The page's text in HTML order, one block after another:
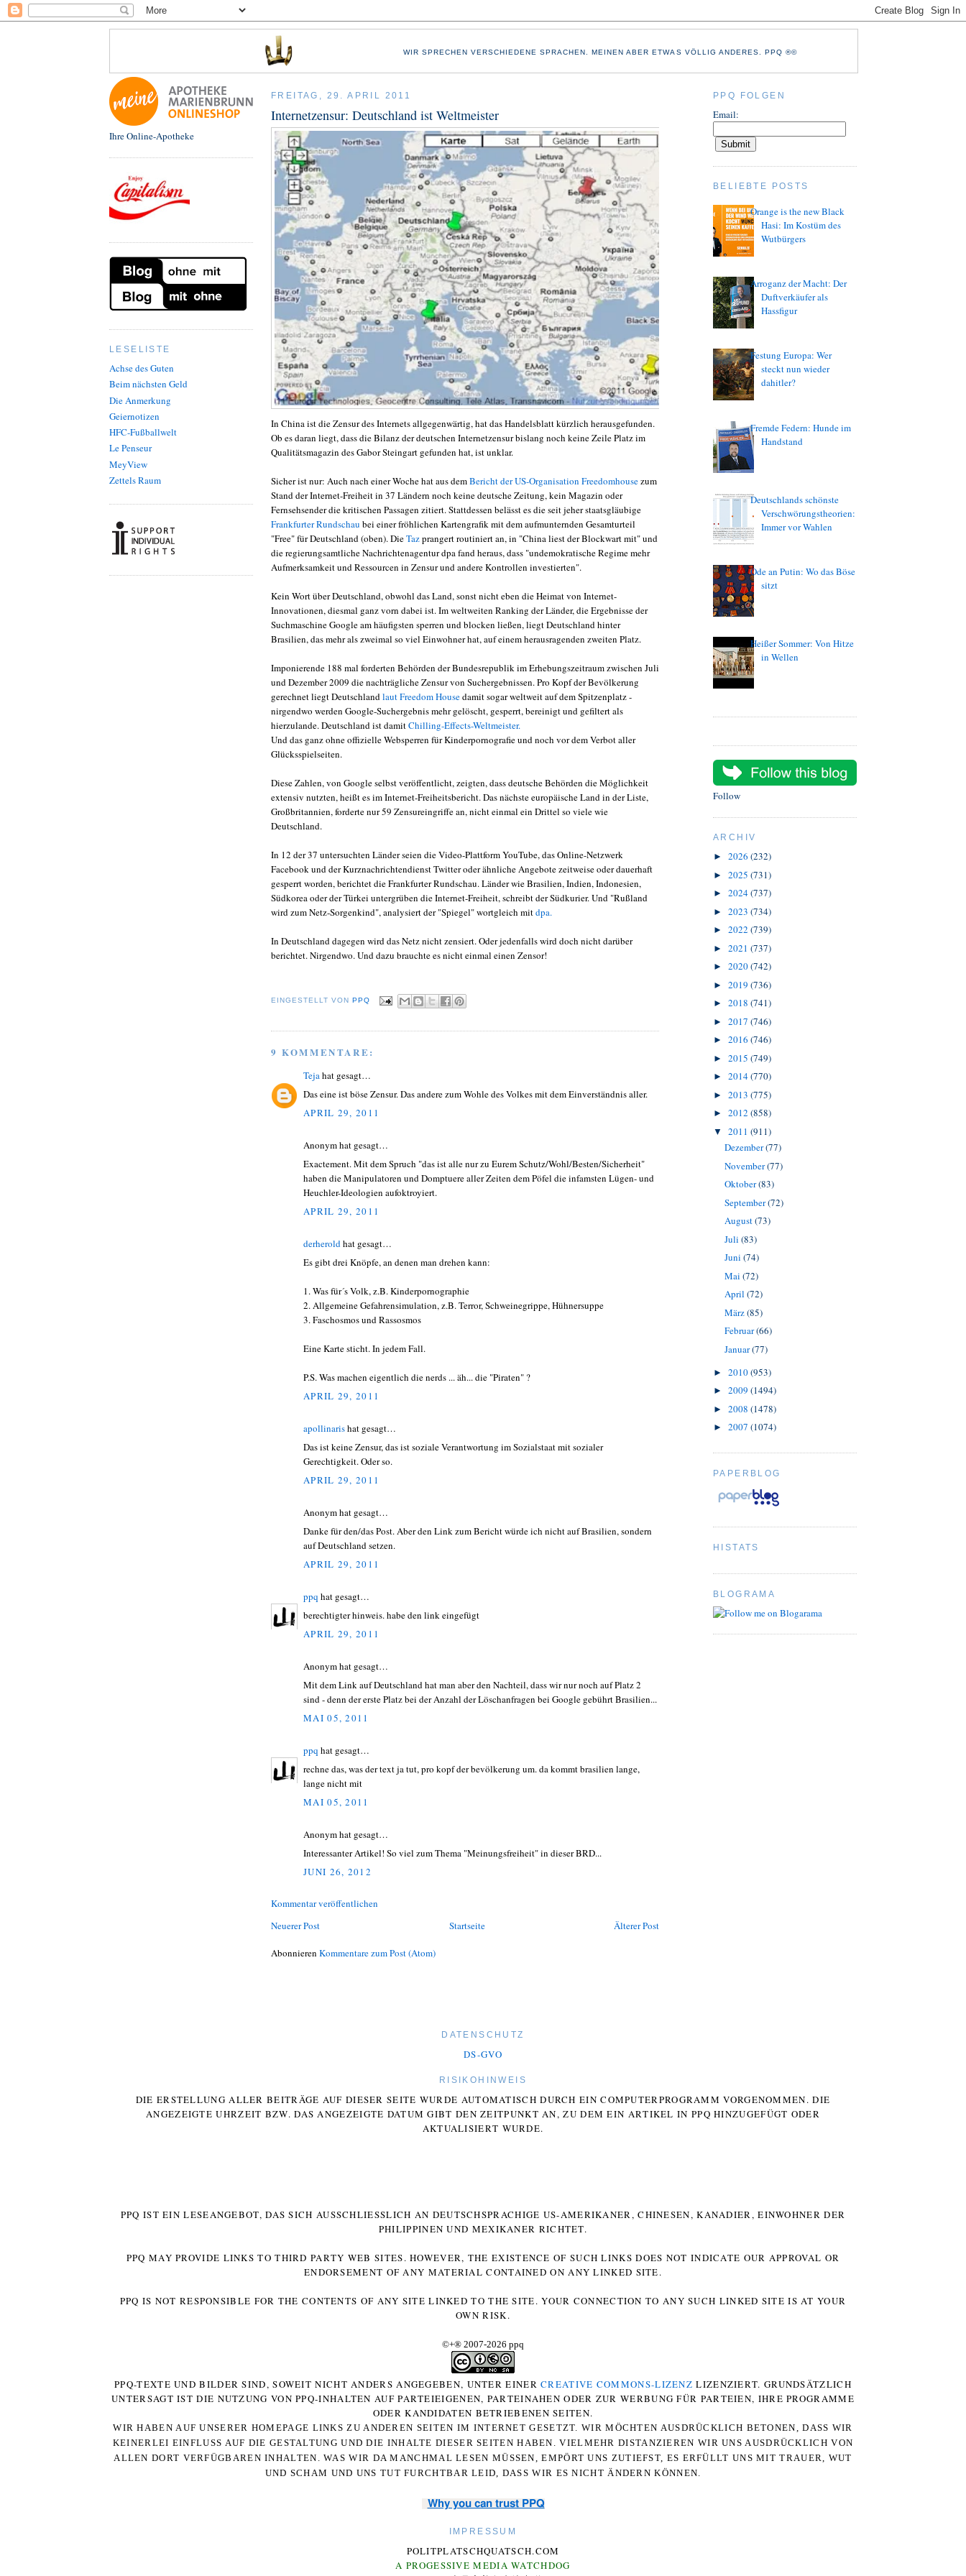
WIR SPRECHEN VERSCHIEDENE SPRACHEN. MEINEN ABER ETWAS VÖLLIG ANDERES. PPQ ®©
Ihre Online-Apotheke
LESELISTE
Achse des Guten
Beim nächsten Geld
Die Anmerkung
Geiernotizen
HFC-Fußballwelt
Le Penseur
MeyView
Zettels Raum
FREITAG, 29. APRIL 2011
Internetzensur: Deutschland ist Weltmeister
In China ist die Zensur des Internets allgegenwärtig, hat das Handelsblatt kürzlich herausgefunden.
Ob es daran liegt, dass die Bilanz der deutschen Internetzensur bislang noch keine Zeile Platz im
Qualitätsmagazin des Gabor Steingart gefunden hat, ist unklar.
Sicher ist nur: Auch nach einer Woche hat aus demBericht der US-Organisation Freedomhousezum
Stand der Internet-Freiheit in 37 Ländern noch keine deutsche Zeitung, kein Magazin oder
Fernsehsender die kritischen Passagen zitiert. Stattdessen belässt es die seit jeher staatsgläubige
Frankfurter Rundschau bei einer fröhlichen Kartengrafik mit dem aufmunternden Gesamturteil
"Free" für Deutschland (oben). DieTazprangert routiniert an, in "China liest der Blockwart mit" und
die regierungsamtliche Nachrichtenagentur dpa fand heraus, dass "undemokratische Regime mehr
Aufmerksamkeit und Ressourcen in Zensur und andere Kontrollen investierten".
Kein Wort über Deutschland, obwohl das Land, sonst nicht eben die Heimat von Internet-
Innovationen, diesmal ganz vorn dabei ist. Im weltweiten Ranking der Länder, die Ergebnisse der
Suchmaschine Google am häufigsten sperren und blocken ließen, liegt Deutschland hinter
Brasilien, das mehr als zweimal so viel Einwohner hat, auf einem herausragenden zweiten Platz.
Imponierende 188 mal forderten Behörden der Bundesrepublik im Erhebungszeitraum zwischen Juli
und Dezember 2009 die nachträgliche Zensur von Suchergebnissen. Pro Kopf der Bevölkerung
gerechnet liegt Deutschland laut Freedom Housedamit sogar weltweit auf dem Spitzenplatz -
nirgendwo werden Google-Suchergebnis mehr gelöscht, gesperrt, bereinigt und gefiltert als
hierzulande. Deutschland ist damitChilling-Effects-Weltmeister.
Und das ganz ohne offizielle Websperren für Kinderpornografie und noch vor dem Verbot aller
Glücksspielseiten.
Diese Zahlen, von Google selbst veröffentlicht, zeigten, dass deutsche Behörden die Möglichkeit
extensiv nutzten, heißt es im Internet-Freiheitsbericht. Das nächste europäische Land in der Liste,
Großbritannien, forderte nur 59 Zensureingriffe an, nicht einmal ein Drittel so viele wie
Deutschland.
In 12 der 37 untersuchten Länder seien die Video-Plattform YouTube, das Online-Netzwerk
Facebook und der Kurznachrichtendienst Twitter oder ähnliche Angebote zeitweise oder dauerhaft
gesperrt worden, berichtet die Frankfurter Rundschau. Länder wie Brasilien, Indien, Indonesien,
Südkorea oder der Türkei untergrüben die Internet-Freiheit, schreibt der Südkurier. Und "Rußland
wird zum Netz-Sorgenkind", analysiert der "Spiegel" wortgleich mitdpa.
In Deutschland dagegen wird das Netz nicht zensiert. Oder jedenfalls wird doch nicht darüber
berichtet. Nirgendwo. Und dazu brauchte es nicht einmal einen Zensor!
EINGESTELLT VON PPQ
9 KOMMENTARE:
Tejahat gesagt…
Das eine ist böse Zensur. Das andere zum Wohle des Volkes mit dem Einverständnis aller.
APRIL 29, 2011
Anonym hat gesagt…
Exactement. Mit dem Spruch "das ist alle nur zu Eurem Schutz/Wohl/Besten/Sicherheit"
haben die Manipulatoren und Domptuere aller Zeiten dem Pöfel die infamsten Lügen- und
Heuchler-Ideologien aufoktroyiert.
APRIL 29, 2011
derheroldhat gesagt…
Es gibt drei Knöpfe, an denen man drehen kann:
1. Was für´s Volk, z.B. Kinderpornographie
2. Allgemeine Gefahrensimulation, z.B. Terror, Schweinegrippe, Hühnersuppe
3. Faschosmos und Rassosmos
Eine Karte sticht. In jedem Fall.
P.S. Was machen eigentlich die nerds ... äh... die "Piraten" ?
APRIL 29, 2011
apollinarishat gesagt…
Das ist keine Zensur, das ist soziale Verantwortung im Sozialstaat mit sozialer
Gerechtigkeit. Oder so.
APRIL 29, 2011
Anonym hat gesagt…
Danke für den/das Post. Aber den Link zum Bericht würde ich nicht auf Brasilien, sondern
auf Deutschland setzen.
APRIL 29, 2011
ppq hat gesagt…
berechtigter hinweis. habe den link eingefügt
APRIL 29, 2011
Anonym hat gesagt…
Mit dem Link auf Deutschland hat man aber den Nachteil, dass wir nur noch auf Platz 2
sind - denn der erste Platz bei der Anzahl der Löschanfragen bei Google gebührt Brasilien...
MAI 05, 2011
ppq hat gesagt…
rechne das, was der text ja tut, pro kopf der bevölkerung um. da kommt brasilien lange,
lange nicht mit
MAI 05, 2011
Anonym hat gesagt…
Interessanter Artikel! So viel zum Thema "Meinungsfreiheit" in dieser BRD...
JUNI 26, 2012
Kommentar veröffentlichen
Neuerer Post
Älterer Post
Startseite
Abonnieren Kommentare zum Post (Atom)
PPQ FOLGEN
Email:
BELIEBTE POSTS
Orange is the new Black
Hasi: Im Kostüm des
Wutbürgers
Arroganz der Macht: Der
Duftverkäufer als
Hassfigur
Festung Europa: Wer
steckt nun wieder
dahitler?
Fremde Federn: Hunde im
Handstand
Deutschlands schönste
Verschwörungstheorien:
Immer vor Wahlen
Ode an Putin: Wo das Böse
sitzt
Heißer Sommer: Von Hitze
in Wellen
Follow
ARCHIV
► 2026 (232)
► 2025 (731)
► 2024(737)
► 2023 (734)
► 2022 (739)
► 2021 (737)
► 2020(742)
► 2019 (736)
► 2018 (741)
► 2017 (746)
► 2016 (746)
► 2015 (749)
► 2014(770)
► 2013 (775)
► 2012 (858)
▼ 2011 (911)
Dezember(77)
November(77)
Oktober(83)
September(72)
August(73)
Juli (83)
Juni (74)
Mai (72)
April (72)
März(85)
Februar(66)
Januar(77)
► 2010(953)
► 2009 (1494)
► 2008 (1478)
► 2007 (1074)
PAPERBLOG
HISTATS
BLOGRAMA
DATENSCHUTZ
DS-GVO
RISIKOHINWEIS
DIE ERSTELLUNG ALLER BEITRÄGE AUF DIESER SEITE WURDE AUTOMATISCH DURCH EIN COMPUTERPROGRAMM VORGENOMMEN. DIE
ANGEZEIGTE UHRZEIT BZW. DAS ANGEZEIGTE DATUM GIBT DEN ZEITPUNKT AN, ZU DEM EIN ARTIKEL IN PPQ HINZUGEFÜGT ODER
AKTUALISIERT WURDE.
PPQ IST EIN LESEANGEBOT, DAS SICH AUSSCHLIESSLICH AN DEUTSCHSPRACHIGE US-AMERIKANER, CHINESEN, KANADIER, EINWOHNER DER P
HILIPPINEN UND MEXIKANER RICHTET.
PPQ MAY PROVIDE LINKS TO THIRD PARTY WEB SITES. HOWEVER, THE EXISTENCE OF SUCH LINKS DOES NOT INDICATE OUR APPROVAL OR
ENDORSEMENT OF ANY MATERIAL CONTAINED ON ANY LINKED SITE.
PPQ IS NOT RESPONSIBLE FOR THE CONTENTS OF ANY SITE LINKED TO THE SITE. YOUR CONNECTION TO ANY SUCH LINKED SITE IS AT YOUR
OWN RISK.
©+® 2007-2026 ppq
PPQ-TEXTE UND BILDER SIND, SOWEIT NICHT ANDERS ANGEGEBEN, UNTER EINERCREATIVE COMMONS-LIZENZ LIZENZIERT. GRUNDSÄTZLICH
UNTERSAGT IST DIE NUTZUNG VON PPQ-INHALTEN AUF PARTEIEIGENEN, PARTEINAHEN ODER ZUR WERBUNG FÜR PARTEIEN, IHRE PROGRAMME
ODER KANDIDATEN BETRIEBENEN SEITEN.
WIR HABEN AUF UNSERER HOMEPAGE LINKS ZU ANDEREN SEITEN IM INTERNET GESETZT. WIR MÖCHTEN AUSDRÜCKLICH BETONEN, DASS WIR
KEINERLEI EINFLUSS AUF DIE GESTALTUNG UND DIE INHALTE DIESER SEITEN HABEN. VIELMEHR DISTANZIEREN WIR UNS AUSDRÜCKLICH VON
ALLEN DORT VERFÜGBAREN INHALTEN. WAS WIR DA MANCHMAL LESEN MÜSSEN, EMPÖRT UNS ZUTIEFST, ES ERFÜLLT UNS MIT TRAUER, WUT
UND SCHAM UND UNS TUT FURCHTBAR LEID, DASS WIR ES NICHT ÄNDERN KÖNNEN.
Why you can trust PPQ
IMPRESSUM
POLITPLATSCHQUATSCH.COM
A PROGESSIVE MEDIA WATCHDOG